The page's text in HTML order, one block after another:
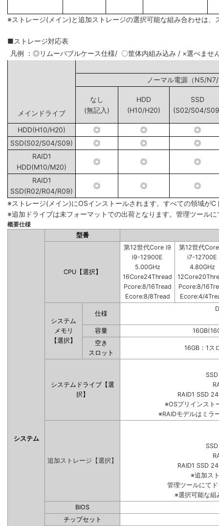
※ストレージ(メイン)と追加ストレージの選択可能な組み合わせは、
■ストレージ対応表
凡例 ：◎リムーバブルケース仕様/ 〇筐体内組み込み / ×選べませ
メインドライブ
ノーマル電源（
なし
(無記入)
HDD
(H10/H20)
SSD
(S02/S04/
HDD(H10/H20) ◎ ◎
◎
SSD(S02/S04/S09)
◎ ◎
◎
RAID1
HDD(M10/M20)
◎ ◎ ◎
RAID1
SSD(R02/R04/R09)
◎ ◎ ◎
※ストレージ(メイン)にOSインストールされます。すべての領域がC
※追加ドライブは未フォーマットでの出荷となります。管理ツール
概要仕様
システム
型番
CPU【選択】
第12世代Core i9
i9-12900E
5.00GHz
16Core24Thread
Pcore:8/16Tread
Ecore:8/8Tread
第12世代
i7-12700E
4.80GHz
Pcore:8/
Ecore:4/
システム
メモリ
【選択】
仕様
容量
空き
スロット
16GB：1ス
システムドライブ【選
択】
RAID1 SSD
※OSプリインスト
※RAIDモデルはミラ
追加ストレージ【選択】
RAID1 SSD
※追加ス
管理ツールにて
※選択可能な組
BIOS
チップセット